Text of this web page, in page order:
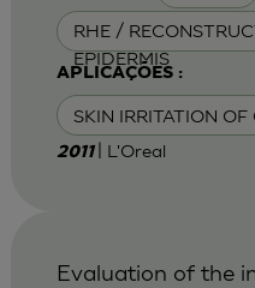
RHE /
EPIDERMIS
APLICAÇÕES :
SKIN IRRITATION
2011 | L'Oreal
Evaluation of the